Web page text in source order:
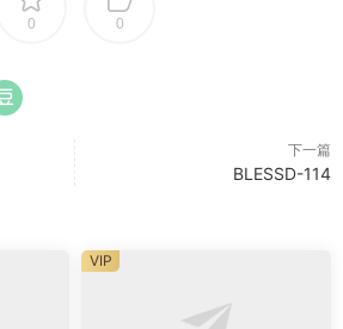
0 0
下一篇
BLESSD-114
VIP